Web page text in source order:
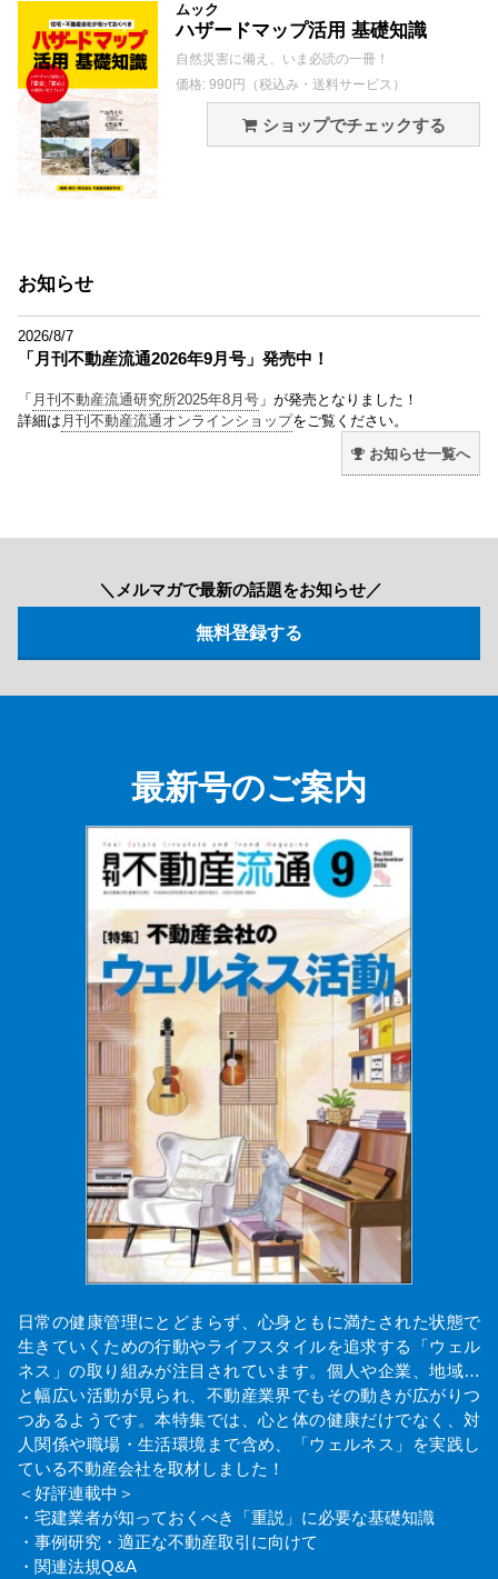
ムック
ハザードマップ活用 基礎知識
自然災害に備え、いま必読の一冊！
価格: 990円（税込み・送料サービス）
ショップでチェックする
お知らせ
2026/8/7
「月刊不動産流通2026年9月号」発売中！
「 月刊不動産流通研究所2025年8月号 」が発売となりました！
詳細は 月刊不動産流通オンラインショップをご覧ください。
お知らせ一覧へ
＼メルマガで最新の話題をお知らせ／
最新号のご案内
日常の健康管理にとどまらず、心身ともに満たされた状態で
生きていくための行動やライフスタイルを追求する「ウェル
ネス」の取り組みが注目されています。個人や企業、地域…
と幅広い活動が見られ、不動産業界でもその動きが広がりつ
つあるようです。本特集では、心と体の健康だけでなく、対
人関係や職場・生活環境まで含め、「ウェルネス」を実践し
ている不動産会社を取材しました！
＜好評連載中＞
・宅建業者が知っておくべき「重説」に必要な基礎知識
・事例研究・適正な不動産取引に向けて
・関連法規Q&A